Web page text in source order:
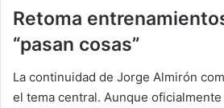
Retoma
“pasan cosas”
La continuidad de Jorge Almirón
el tema central. Aunque